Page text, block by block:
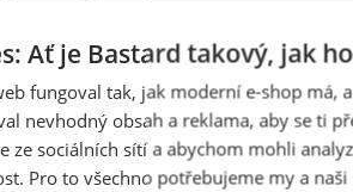
Ať je Bastard takový, jak
fungoval tak, jak moderní e-shop má,
nevhodný obsah a reklama, aby se ti
ze sociálních sítí a abychom mohli
Pro to všechno potřebujeme my a